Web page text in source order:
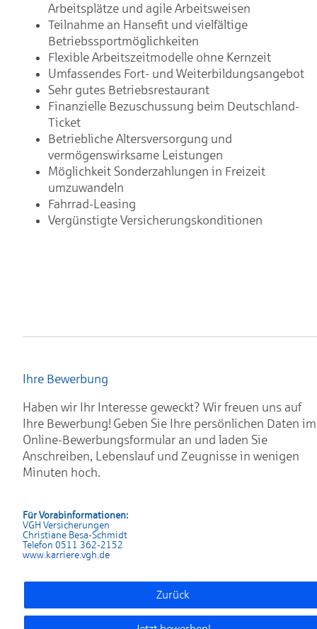
Arbeitsplätze und agile Arbeitsweisen
Teilnahme an Hansefit und vielfältige
Betriebssportmöglichkeiten
Flexible Arbeitszeitmodelle ohne Kernzeit
Umfassendes Fort- und Weiterbildungsangebot
Sehr gutes Betriebsrestaurant
Finanzielle Bezuschussung beim Deutschland-
Ticket
Betriebliche Altersversorgung und
vermögenswirksame Leistungen
Möglichkeit Sonderzahlungen in Freizeit
umzuwandeln
Fahrrad-Leasing
Vergünstigte Versicherungskonditionen
Ihre Bewerbung
Haben wir Ihr Interesse geweckt? Wir freuen uns auf
Ihre Bewerbung! Geben Sie Ihre persönlichen Daten im
Online-Bewerbungsformular an und laden Sie
Anschreiben, Lebenslauf und Zeugnisse in wenigen
Minuten hoch.
Für Vorabinformationen:
VGH Versicherungen
Christiane Besa-Schmidt
Telefon 0511 362-2152
www.karriere.vgh.de
Zurück